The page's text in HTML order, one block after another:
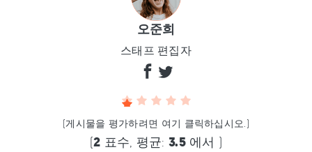
오준희
스태프 편집자
(게시물을 평가하려면 여기 클릭하십시오.)
(2 표수, 평균: 3.5에서 )